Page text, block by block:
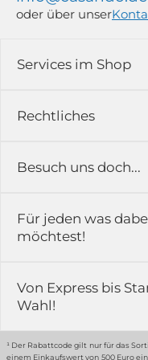
Rechtliches
Impressum
Rückgabe &
Widerrufsrecht
Datenschutz-
Services im Shop
Versandkosten
Erfahrungsberichte &
Kontakt
Karriere
Gewerbekunden
Grounding Page
Besuch uns doch...
in der Ausstellung...
51789 Lindlar
Hinweis:
oder über unser
Für jeden was
möchtest!
Von Express bis
Wahl!
¹ Der Rabattcode gilt nur für das
einem Einkaufswert von 500 Euro